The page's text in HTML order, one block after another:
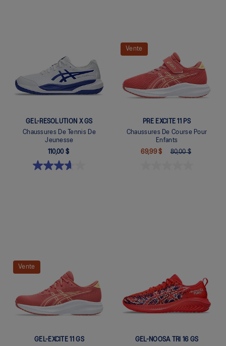
Quickview
GEL-RESOLUTION X GS
Chaussures De Tennis De
Jeunesse
110,00 $
Quickview
Vente
PRE EXCITE 11 PS
Chaussures De Course Pour
Enfants
69,99 $
80,00 $
Vente
GEL-EXCITE 11 GS
GEL-NOOSA TRI 16 GS